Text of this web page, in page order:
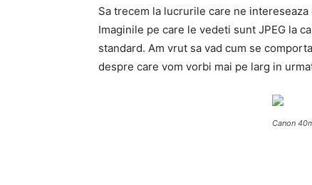
Sa trecem la lucrurile care ne
Imaginile pe care le vedeti sunt JPEG la
standard. Am vrut sa vad cum se
despre care vom vorbi mai pe larg in
Canon